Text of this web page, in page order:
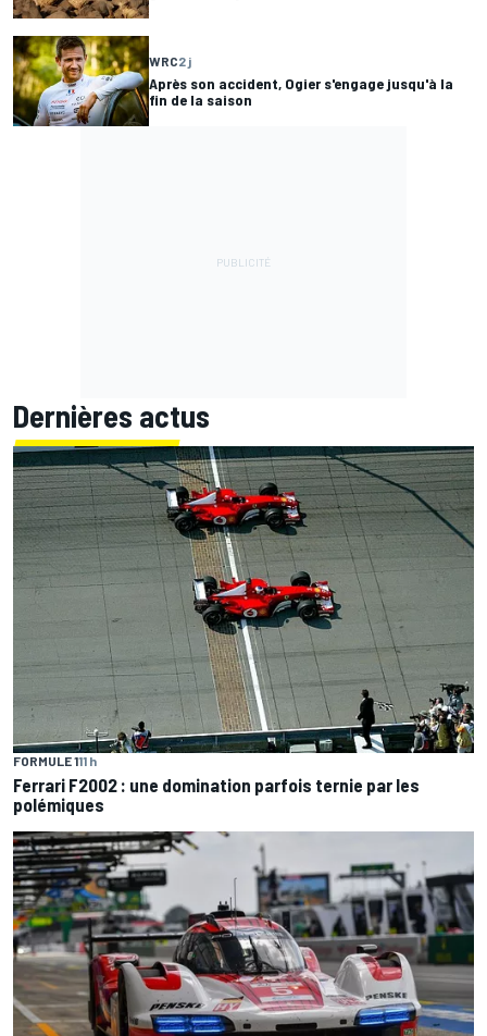
WRC2 j
Après son accident, Ogier s'engage jusqu'à la
fin de la saison
Dernières actus
FORMULE 111 h
Ferrari F2002 : une domination parfois ternie par les
polémiques